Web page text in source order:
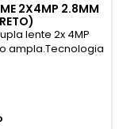
2X4MP 2.8MM
lente 2x 4MP
ampla.Tecnologia
luz.WDR 130dB e
de falsos
1.Microfones
IP67 e IK10